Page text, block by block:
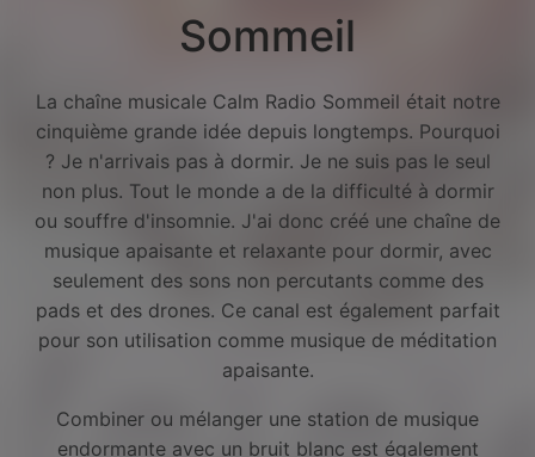
Sommeil
La chaîne musicale Calm Radio Sommeil était notre
cinquième grande idée depuis longtemps. Pourquoi
? Je n'arrivais pas à dormir. Je ne suis pas le seul
non plus. Tout le monde a de la difficulté à dormir
ou souffre d'insomnie. J'ai donc créé une chaîne de
musique apaisante et relaxante pour dormir, avec
seulement des sons non percutants comme des
pads et des drones. Ce canal est également parfait
pour son utilisation comme musique de méditation
apaisante.
Combiner ou mélanger une station de musique
endormante avec un bruit blanc est également